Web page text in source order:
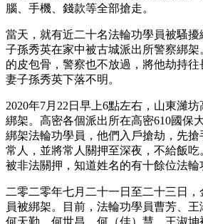
腦、手機、錢款等全部搶走。
當天，就有近二十名法輪功學員被騷
子孫秀英在家中被古城派出所警察綁
的皮包骨，警察也不放過，將他劫持往
妻子孫秀英下落不明。
2020年7月22日早上6點左右，山東濰
綁架。高密各個派出所在高密610國保
綁架法輪功學員，他們入戶搶劫，先
常人，並將常人關押至深夜，不給飯
被非法關押，知道姓名的有十餘位法輪
二零二零年七月二十一日至二十三日
員被綁架。目前，法輪功學員曹芳、王
何天勤、何世昌、何（佳）慧、王淑坤